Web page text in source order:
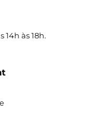
14h às 18h.